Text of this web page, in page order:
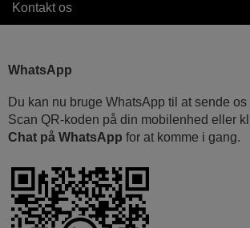
Kontakt os
WhatsApp
Du kan nu bruge WhatsApp til at sende
Scan QR-koden på din mobilenhed eller
Chat på WhatsApp for at komme i gang.